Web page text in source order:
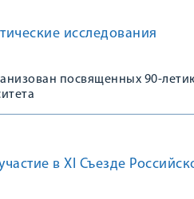
исследования
посвященных 90-
в XI Съезде